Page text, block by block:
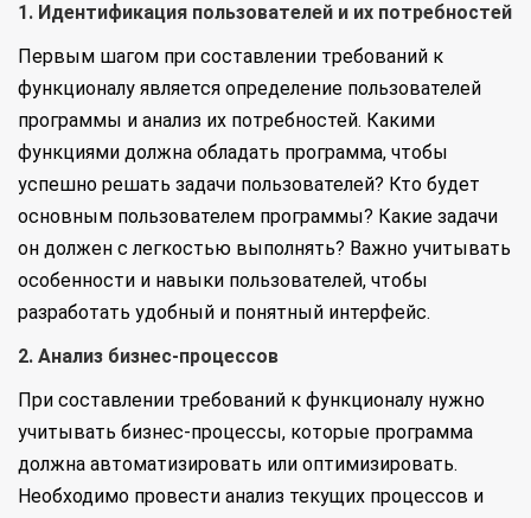
1. Идентификация пользователей и их потребностей
Первым шагом при составлении требований к
функционалу является определение пользователей
программы и анализ их потребностей. Какими
функциями должна обладать программа, чтобы
успешно решать задачи пользователей? Кто будет
основным пользователем программы? Какие задачи
он должен с легкостью выполнять? Важно учитывать
особенности и навыки пользователей, чтобы
разработать удобный и понятный интерфейс.
2. Анализ бизнес-процессов
При составлении требований к функционалу нужно
учитывать бизнес-процессы, которые программа
должна автоматизировать или оптимизировать.
Необходимо провести анализ текущих процессов и